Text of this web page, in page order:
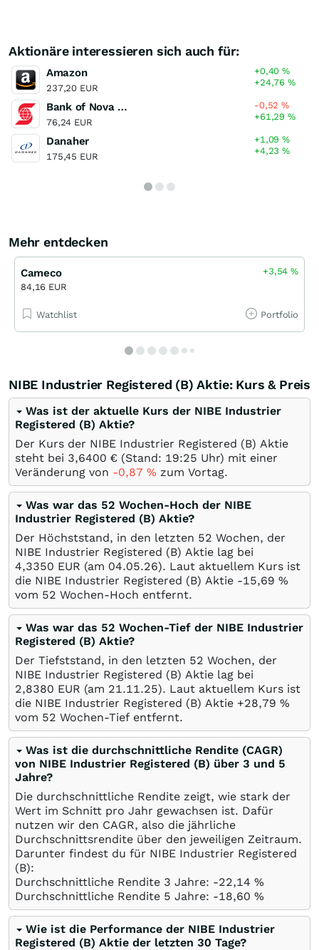
Aktionäre interessieren sich auch für:
Amazon
237,20 EUR
+0,40%
+24,76%
Bank of Nova Scotia
76,24 EUR
-0,52%
+61,29%
Danaher
175,45 EUR
+1,09%
+4,23%
Mehr entdecken
Cameco
84,16 EUR
+3,54%
Watchlist Portfolio
NIBE Industrier Registered (B) Aktie: Kurs & Preis
Was ist der aktuelle Kurs der NIBE Industrier
Registered (B) Aktie?
Der Kurs der NIBE Industrier Registered (B) Aktie
steht bei 3,6400 € (Stand: 19:25 Uhr) mit einer
Veränderung von -0,87 % zum Vortag.
Was war das 52 Wochen-Hoch der NIBE
Industrier Registered (B) Aktie?
Der Höchststand, in den letzten 52 Wochen, der
NIBE Industrier Registered (B) Aktie lag bei
4,3350 EUR (am 04.05.26). Laut aktuellem Kurs ist
die NIBE Industrier Registered (B) Aktie -15,69 %
vom 52 Wochen-Hoch entfernt.
Was war das 52 Wochen-Tief der NIBE Industrier
Registered (B) Aktie?
Der Tiefststand, in den letzten 52 Wochen, der
NIBE Industrier Registered (B) Aktie lag bei
2,8380 EUR (am 21.11.25). Laut aktuellem Kurs ist
die NIBE Industrier Registered (B) Aktie +28,79 %
vom 52 Wochen-Tief entfernt.
Was ist die durchschnittliche Rendite (CAGR)
von NIBE Industrier Registered (B) über 3 und 5
Jahre?
Die durchschnittliche Rendite zeigt, wie stark der
Wert im Schnitt pro Jahr gewachsen ist. Dafür
nutzen wir den CAGR, also die jährliche
Durchschnittsrendite über den jeweiligen Zeitraum.
Darunter findest du für NIBE Industrier Registered
(B):
Durchschnittliche Rendite 3 Jahre: -22,14 %
Durchschnittliche Rendite 5 Jahre: -18,60 %
Wie ist die Performance der NIBE Industrier
Registered (B) Aktie der letzten 30 Tage?